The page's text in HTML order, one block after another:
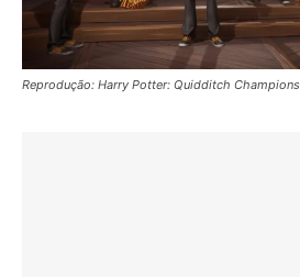
Reprodução: Harry Potter: Quidditch Champions